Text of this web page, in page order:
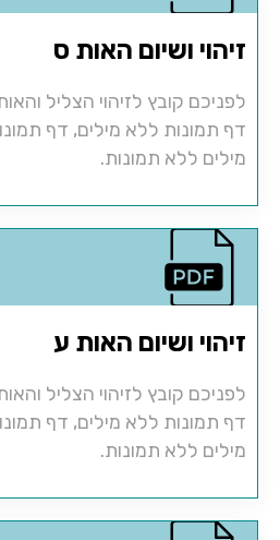
זיהוי ושיום האות ס
לפניכם קובץ לזיהוי הצליל
דף תמונות ללא מילים, דף
מילים ללא תמונות.
זיהוי ושיום האות ע
לפניכם קובץ לזיהוי הצליל
דף תמונות ללא מילים, דף
מילים ללא תמונות.